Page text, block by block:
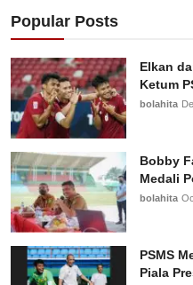
Popular Posts
Elkan
Ketum
bolahita
Bobby
Medali
bolahita
PSMS
Piala